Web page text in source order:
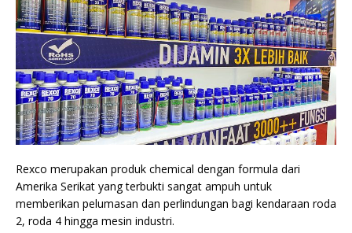
Rexco merupakan produk chemical dengan formula dari
Amerika Serikat yang terbukti sangat ampuh untuk
memberikan pelumasan dan perlindungan bagi kendaraan roda
2, roda 4 hingga mesin industri.